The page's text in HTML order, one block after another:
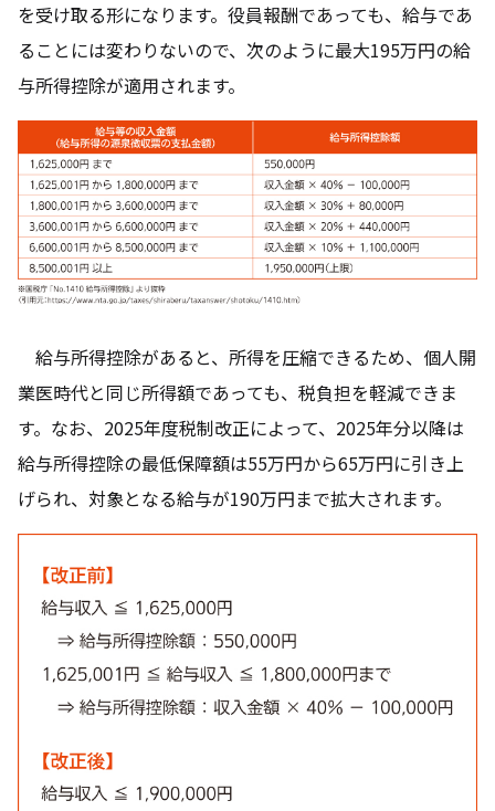
を受け取る形になります。役員報酬であっても、給与であ
ることには変わりないので、次のように最大195万円の給
与所得控除が適用されます。
給与所得控除があると、所得を圧縮できるため、個人開
業医時代と同じ所得額であっても、税負担を軽減できま
す。なお、2025年度税制改正によって、2025年分以降は
給与所得控除の最低保障額は55万円から65万円に引き上
げられ、対象となる給与が190万円まで拡大されます。